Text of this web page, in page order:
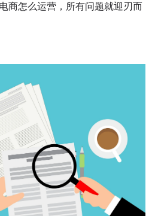
商怎么运营，所有问题就迎刃而